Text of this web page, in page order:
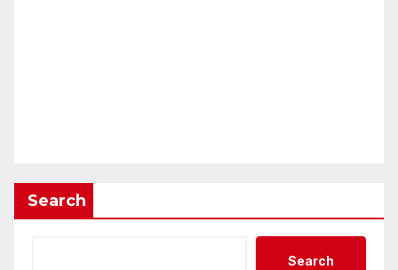
Search
Search